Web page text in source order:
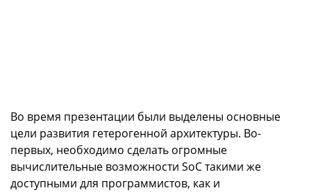
Во время презентации были выделены основные
цели развития гетерогенной архитектуры. Во-
первых, необходимо сделать огромные
вычислительные возможности SoC такими же
доступными для программистов, как и